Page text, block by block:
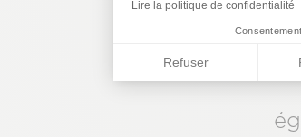
Lire la politique de confidentialité
Refuser